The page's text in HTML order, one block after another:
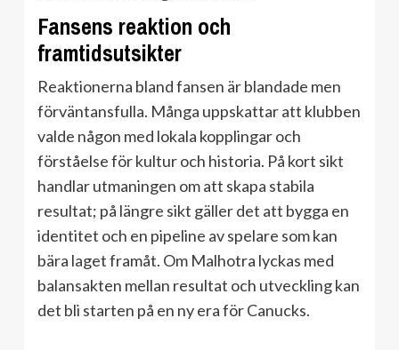
Fansens reaktion och
framtidsutsikter
Reaktionerna bland fansen är blandade men
förväntansfulla. Många uppskattar att klubben
valde någon med lokala kopplingar och
förståelse för kultur och historia. På kort sikt
handlar utmaningen om att skapa stabila
resultat; på längre sikt gäller det att bygga en
identitet och en pipeline av spelare som kan
bära laget framåt. Om Malhotra lyckas med
balansakten mellan resultat och utveckling kan
det bli starten på en ny era för Canucks.